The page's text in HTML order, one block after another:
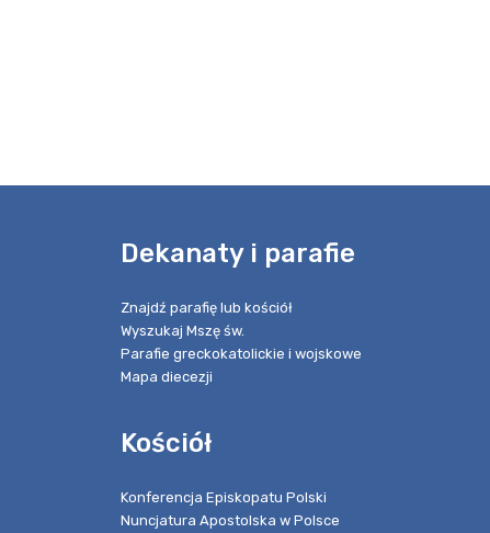
Dekanaty i parafie
Znajdź parafię lub kościół
Wyszukaj Mszę św.
Parafie greckokatolickie i wojskowe
Mapa diecezji
Kościół
Konferencja Episkopatu Polski
Nuncjatura Apostolska w Polsce